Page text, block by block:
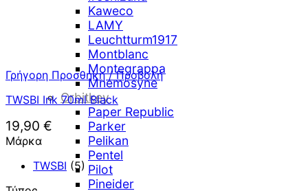
Kaweco
LAMY
Leuchtturm1917
Montblanc
Montegrappa
Mnemosyne
Orbitkey
Paper Republic
Parker
Pelikan
Pentel
Pilot
Pineider
Γρήγορη Προσθήκη / Προβολή
TWSBI Ink 70ml Black
19,90 €
Μάρκα
TWSBI (5)